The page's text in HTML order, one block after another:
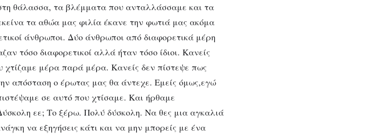
θάλασσα, τα βλέμματα που ανταλλάσσαμε και τα
τα αθώα μας φιλία έκανε την φωτιά μας ακόμα
άνθρωποι. Δύο άνθρωποι από διαφορετικά μέρη
τόσο διαφορετικοί αλλά ήταν τόσο ίδιοι. Κανείς
χτίζαμε μέρα παρά μέρα. Κανείς δεν πίστεψε πως
απόσταση ο έρωτας μας θα άντεχε. Εμείς όμως,εγώ
σε αυτό που χτίσαμε. Και ήρθαμε
εε; Το ξέρω. Πολύ δύσκολη. Να θες μια αγκαλιά
να εξηγήσεις κάτι και να μην μπορείς με ένα